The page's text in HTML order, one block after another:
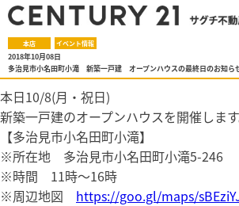
本店 イベント情報
2018年10月08日
多治見市小名田町小滝 新築一戸建 オープンハウスの最終日のお知ら
本日10/8(月・祝日)
新築一戸建のオープンハウスを開催します
【多治見市小名田町小滝】
※所在地 多治見市小名田町小滝5-246
※時間 11時～16時
※周辺地図 https://goo.gl/maps/